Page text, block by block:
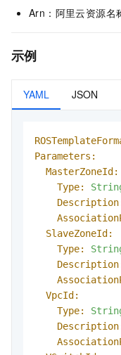
Arn：阿里云资源名
示例
YAML JSON
Parameters:
MasterZoneId:
Type:
SlaveZoneId:
Type:
VpcId:
Type: